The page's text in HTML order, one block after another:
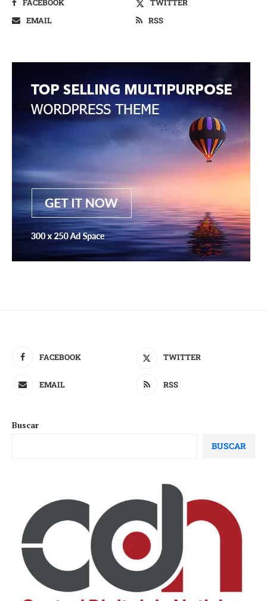
EMAIL
RSS
FACEBOOK TWITTER
EMAIL RSS
Buscar
BUSCAR